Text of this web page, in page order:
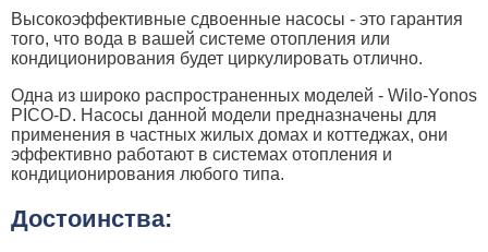
Высокоэффективные сдвоенные насосы - это гарантия
того, что вода в вашей системе отопления или
кондиционирования будет циркулировать отлично.
Одна из широко распространенных моделей - Wilo-Yonos
PICO-D. Насосы данной модели предназначены для
применения в частных жилых домах и коттеджах, они
эффективно работают в системах отопления и
кондиционирования любого типа.
Достоинства: